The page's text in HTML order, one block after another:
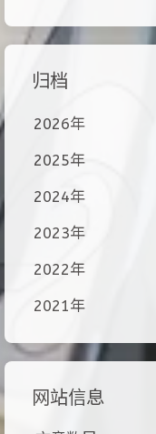
归档
2026年
2025年
2024年
2023年
2022年
2021年
网站信息